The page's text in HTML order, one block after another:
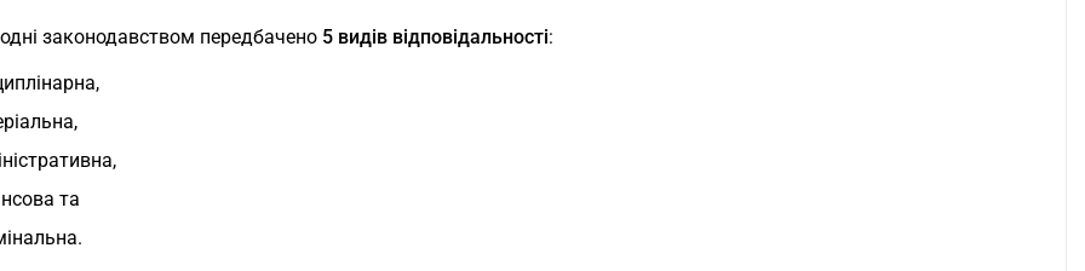
законодавством передбачено 5 видів відповідальності:
та